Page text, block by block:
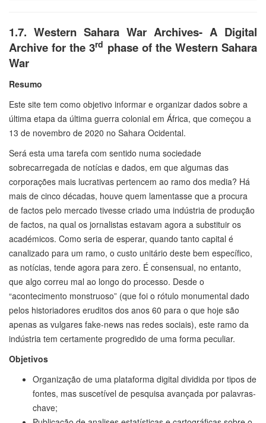
1.7. Western Sahara War Archives- A Digital
Archive for the 3rd phase of the Western Sahara
War
Resumo
Este site tem como objetivo informar e organizar dados sobre a
última etapa da última guerra colonial em África, que começou a
13 de novembro de 2020 no Sahara Ocidental.
Será esta uma tarefa com sentido numa sociedade
sobrecarregada de notícias e dados, em que algumas das
corporações mais lucrativas pertencem ao ramo dos media? Há
mais de cinco décadas, houve quem lamentasse que a procura
de factos pelo mercado tivesse criado uma indústria de produção
de factos, na qual os jornalistas estavam agora a substituir os
académicos. Como seria de esperar, quando tanto capital é
canalizado para um ramo, o custo unitário deste bem específico,
as notícias, tende agora para zero. É consensual, no entanto,
que algo correu mal ao longo do processo. Desde o
“acontecimento monstruoso” (que foi o rótulo monumental dado
pelos historiadores eruditos dos anos 60 para o que hoje são
apenas as vulgares fake-news nas redes sociais), este ramo da
indústria tem certamente progredido de uma forma peculiar.
Objetivos
Organização de uma plataforma digital dividida por tipos de
fontes, mas suscetível de pesquisa avançada por palavras-
chave;